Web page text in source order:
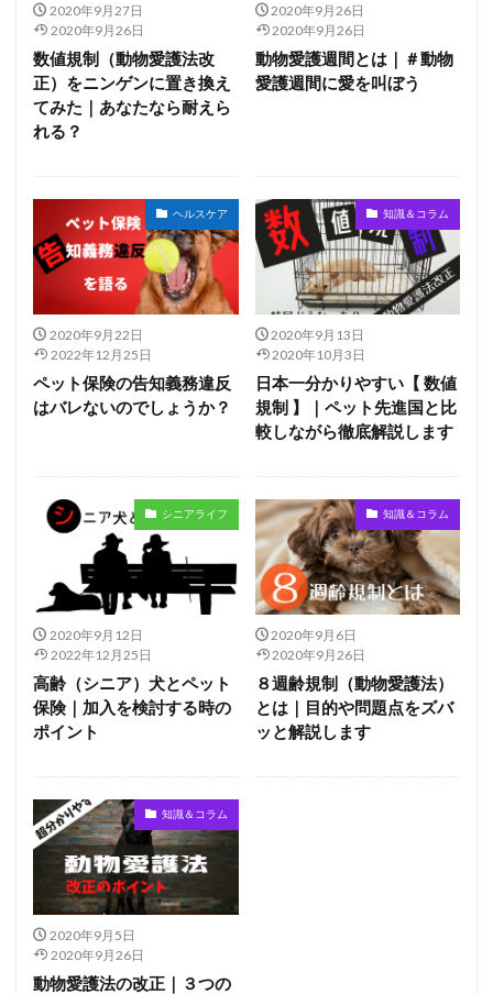
2020年9月27日
2020年9月26日
数値規制（動物愛護法改
正）をニンゲンに置き換え
てみた｜あなたなら耐えら
れる？
2020年9月26日
2020年9月26日
動物愛護週間とは｜＃動物
愛護週間に愛を叫ぼう
ヘルスケア
2020年9月22日
2022年12月25日
ペット保険の告知義務違反
はバレないのでしょうか？
知識＆コラム
2020年9月13日
2020年10月3日
日本一分かりやすい【 数値
規制 】｜ペット先進国と比
較しながら徹底解説します
シニアライフ
2020年9月12日
2022年12月25日
高齢（シニア）犬とペット
保険｜加入を検討する時の
ポイント
知識＆コラム
2020年9月6日
2020年9月26日
８週齢規制（動物愛護法）
とは｜目的や問題点をズバ
ッと解説します
知識＆コラム
2020年9月5日
2020年9月26日
動物愛護法の改正｜３つの